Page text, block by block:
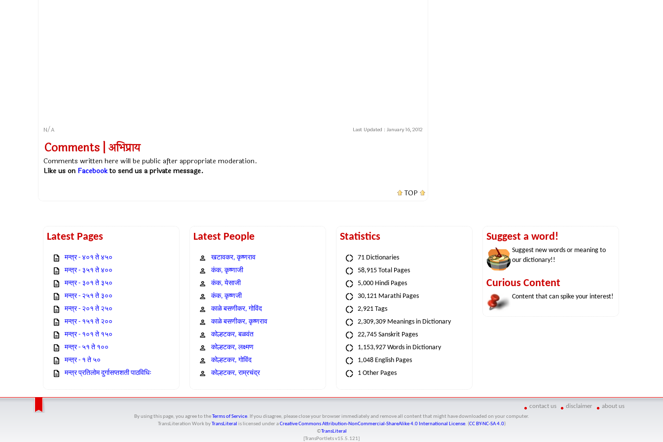
N/A Last Updated : January 16, 2012
Comments | अभिप्राय
Comments written here will be public after appropriate moderation.
Like us on Facebookto send us a private message.
TOP
Latest Pages
मन्त्र - ४०१ ते ४५०
मन्त्र - ३५१ ते ४००
मन्त्र - ३०१ ते ३५०
मन्त्र - २५१ ते ३००
मन्त्र - २०१ ते २५०
मन्त्र - १५१ ते २००
मन्त्र - १०१ ते १५०
मन्त्र - ५१ ते १००
मन्त्र - १ ते ५०
मन्त्र प्रतिलोम दुर्गासप्तशती पाठविधिः
Latest People
खटावकर, कृष्णराव
कंक, कृष्णाजी
कंक, येसाजी
कंक, कृष्णजी
काळे बसणीकर, गोविंद
काळे बसणीकर, कृष्णराव
कोल्हटकर, बळवंत
कोल्हटकर, लक्ष्मण
कोल्हटकर, गोविंद
कोल्हटकर, राम्रचंद्र
Statistics
71 Dictionaries
58,915 Total Pages
5,000 Hindi Pages
30,121 Marathi Pages
2,921 Tags
2,309,309 Meanings in Dictionary
22,745 Sanskrit Pages
1,153,927 Words in Dictionary
1,048 English Pages
1 Other Pages
Suggest a word!
Suggest new words or meaning to
our dictionary!!
Curious Content
Content that can spike your interest!
contact us disclaimer about us
By using this page, you agree to the Terms of Service. If you disagree, please close your browser immediately and remove all content that might have downloaded on your computer.
TransLiteration Workby TransLiteral is licensed under aCreative Commons Attribution-NonCommercial-ShareAlike 4.0 International License. (CC BY-NC-SA 4.0)
©TransLiteral
[TransPortlets v15.5.121